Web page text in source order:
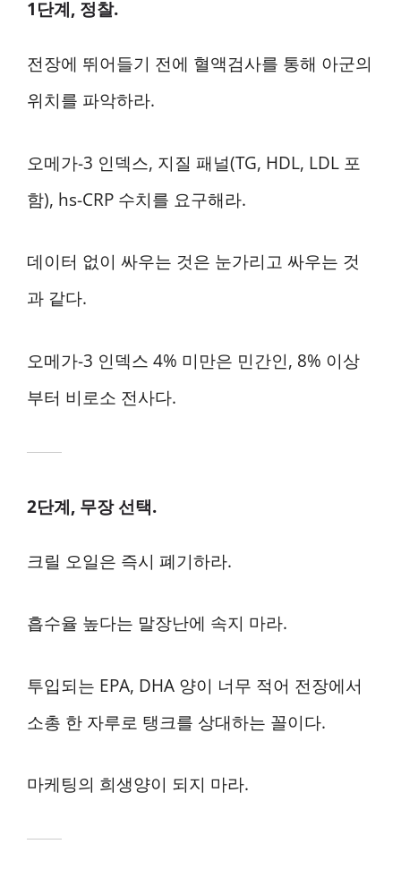
1단계, 정찰.
전장에 뛰어들기 전에 혈액검사를 통해 아군의
위치를 파악하라.
오메가-3 인덱스, 지질 패널(TG, HDL, LDL 포
함), hs-CRP 수치를 요구해라.
데이터 없이 싸우는 것은 눈가리고 싸우는 것
과 같다.
오메가-3 인덱스 4% 미만은 민간인, 8% 이상
부터 비로소 전사다.
2단계, 무장 선택.
크릴 오일은 즉시 폐기하라.
흡수율 높다는 말장난에 속지 마라.
투입되는 EPA, DHA 양이 너무 적어 전장에서
소총 한 자루로 탱크를 상대하는 꼴이다.
마케팅의 희생양이 되지 마라.